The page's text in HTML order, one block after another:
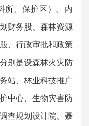
所、保护区）。内
财务股、森林资源
、行政审批和政策
别是设森林火灾防
站、林业科技推广
中心、生物灾害防
查规划设计院、聂